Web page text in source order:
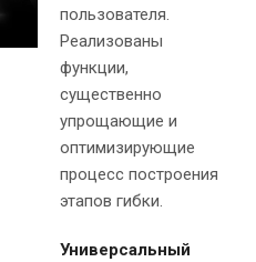
пользователя.
Реализованы
функции,
существенно
упрощающие и
оптимизирующие
процесс построения
этапов гибки.
Универсальный